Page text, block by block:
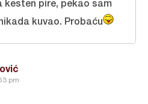
pm
kesten pire, pekao sam
kuvao. Probaću